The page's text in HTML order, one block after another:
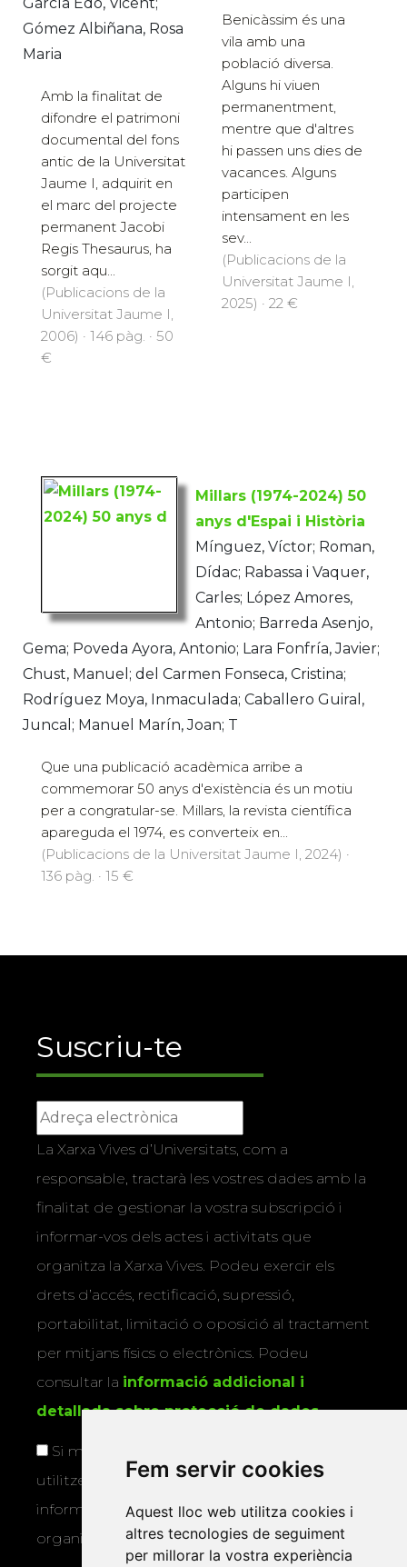
Fem servir cookies
Aquest lloc web utilitza cookies i
altres tecnologies de seguiment
per millorar la vostra experiència
Gómez Albiñana, Rosa
Maria
Amb la finalitat de
difondre el patrimoni
documental del fons
antic de la Universitat
Jaume I, adquirit en
el marc del projecte
permanent Jacobi
Regis Thesaurus, ha
sorgit aqu...
(Publicacions de la
Universitat Jaume I,
2006) · 146 pàg. · 50
€
Benicàssim és una
vila amb una
població diversa.
Alguns hi viuen
permanentment,
mentre que d'altres
hi passen uns dies de
vacances. Alguns
participen
intensament en les
sev...
(Publicacions de la
Universitat Jaume I,
2025) · 22 €
Millars (1974-2024) 50
anys d'Espai i Història
Mínguez, Víctor; Roman,
Dídac; Rabassa i Vaquer,
Carles; López Amores,
Antonio; Barreda Asenjo,
Gema; Poveda Ayora, Antonio; Lara Fonfría, Javier;
Chust, Manuel; del Carmen Fonseca, Cristina;
Rodríguez Moya, Inmaculada; Caballero Guiral,
Juncal; Manuel Marín, Joan; T
Que una publicació acadèmica arribe a
commemorar 50 anys d'existència és un motiu
per a congratular-se. Millars, la revista científica
apareguda el 1974, es converteix en...
(Publicacions de la Universitat Jaume I, 2024) ·
136 pàg. · 15 €
Suscriu-te
La Xarxa Vives d’Universitats, com a
responsable, tractarà les vostres dades amb la
finalitat de gestionar la vostra subscripció i
informar-vos dels actes i activitats que
organitza la Xarxa Vives. Podeu exercir els
drets d’accés, rectificació, supressió,
portabilitat, limitació o oposició al tractament
per mitjans físics o electrònics. Podeu
consultar la informació addicional i
detallada sobre protecció de dades.
Si marqueu aquesta casella, consentiu que
utilitzem les vostres dades per a enviar-vos
informació sobre els actes i activitats que
organitza la Xarxa Vives.